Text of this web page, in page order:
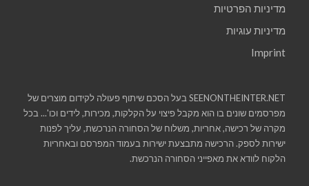
מדיניות הפרטיות
מדיניות עוגיות
Imprint
SEENONTHEINTER.NET בעל הסכם שיתוף פעולה לקידום מוצרים של
מפרסמים שונים בו הוא מקבל פיצוי על הקלקות, מכירות, לידים וכו'... בכל
מקרה של רכישה, אחריות, משלוח של הסחורה הנרכשת, עליך לפנות
ישירות לספק. הרכישה מתבצעת ישירות בעמוד המפרסם ובאחריות
הלקוח לוודא את מאפייני הסחורה הנרכשת.